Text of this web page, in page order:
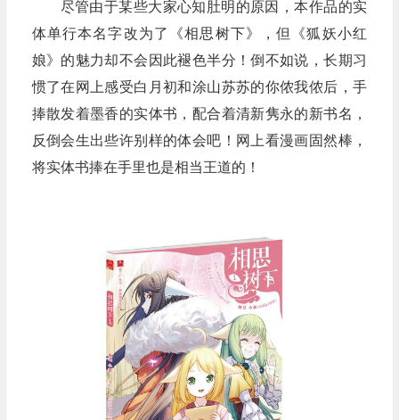
尽管由于某些大家心知肚明的原因，本作品的实
体单行本名字改为了《相思树下》，但《狐妖小红
娘》的魅力却不会因此褪色半分！倒不如说，长期习
惯了在网上感受白月初和涂山苏苏的你侬我侬后，手
捧散发着墨香的实体书，配合着清新隽永的新书名，
反倒会生出些许别样的体会吧！网上看漫画固然棒，
将实体书捧在手里也是相当王道的！